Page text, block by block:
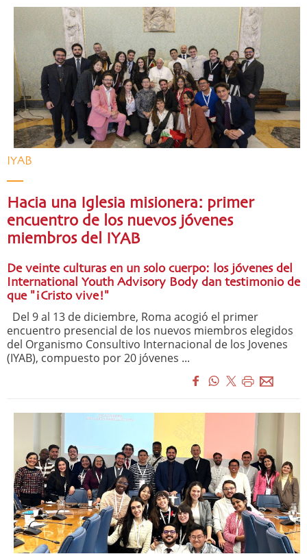
IYAB
Hacia una Iglesia misionera: primer
encuentro de los nuevos jóvenes
miembros del IYAB
De veinte culturas en un solo cuerpo: los jóvenes del
International Youth Advisory Body dan testimonio de
que "¡Cristo vive!"
Del 9 al 13 de diciembre, Roma acogió el primer
encuentro presencial de los nuevos miembros elegidos
del Organismo Consultivo Internacional de los Jovenes
(IYAB), compuesto por 20 jóvenes ...